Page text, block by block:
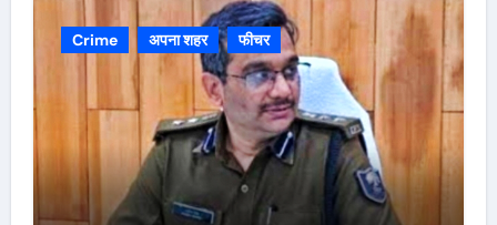
Crime अपना शहर फीचर